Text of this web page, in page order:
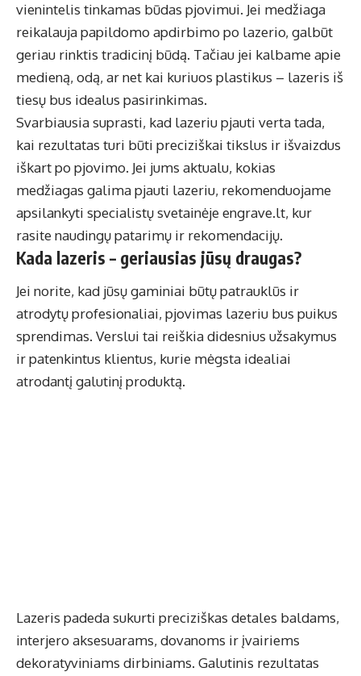
vienintelis tinkamas būdas pjovimui. Jei medžiaga
reikalauja papildomo apdirbimo po lazerio, galbūt
geriau rinktis tradicinį būdą. Tačiau jei kalbame apie
medieną, odą, ar net kai kuriuos plastikus – lazeris iš
tiesų bus idealus pasirinkimas.
Svarbiausia suprasti, kad lazeriu pjauti verta tada,
kai rezultatas turi būti preciziškai tikslus ir išvaizdus
iškart po pjovimo. Jei jums aktualu, kokias
medžiagas galima pjauti lazeriu, rekomenduojame
apsilankyti specialistų svetainėje engrave.lt, kur
rasite naudingų patarimų ir rekomendacijų.
Kada lazeris – geriausias jūsų draugas?
Jei norite, kad jūsų gaminiai būtų patrauklūs ir
atrodytų profesionaliai, pjovimas lazeriu bus puikus
sprendimas. Verslui tai reiškia didesnius užsakymus
ir patenkintus klientus, kurie mėgsta idealiai
atrodantį galutinį produktą.
Lazeris padeda sukurti preciziškas detales baldams,
interjero aksesuarams, dovanoms ir įvairiems
dekoratyviniams dirbiniams. Galutinis rezultatas